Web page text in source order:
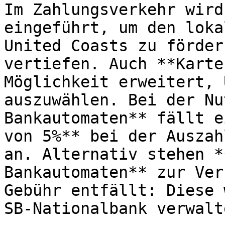
Im Zahlungsverkehr
eingeführt, um den
United Coasts zu
vertiefen. Auch
Möglichkeit erweitert,
auszuwählen. Bei der
Bankautomaten** fällt
von 5%** bei der
an. Alternativ stehen
Bankautomaten** zur
Gebühr entfällt: Diese
SB-Nationalbank